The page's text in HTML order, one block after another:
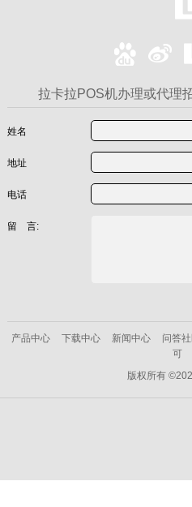
拉卡拉POS机办理或代理
姓名
地址
电话
留 言:
产品中心 下载中心 新闻中心 问答
可
版权所有